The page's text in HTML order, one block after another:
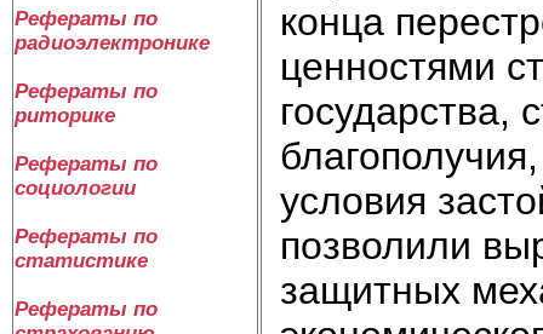
Рефераты по
радиоэлектронике
Рефераты по
риторике
Рефераты по
социологии
Рефераты по
статистике
Рефераты по
конца
ценностями
государства,
условия
позволили
защитных